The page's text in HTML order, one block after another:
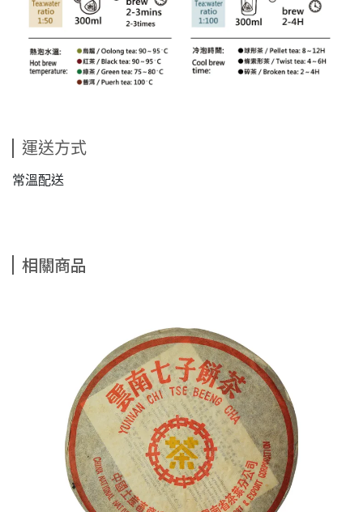
運送方式
常溫配送
相關商品